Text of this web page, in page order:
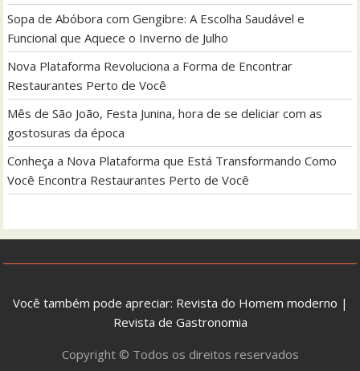
Sopa de Abóbora com Gengibre: A Escolha Saudável e
Funcional que Aquece o Inverno de Julho
Nova Plataforma Revoluciona a Forma de Encontrar
Restaurantes Perto de Você
Mês de São João, Festa Junina, hora de se deliciar com as
gostosuras da época
Conheça a Nova Plataforma que Está Transformando Como
Você Encontra Restaurantes Perto de Você
Você também pode apreciar: Revista do Homem moderno |
Revista de Gastronomia
Copyright © Todos os direitos reservados